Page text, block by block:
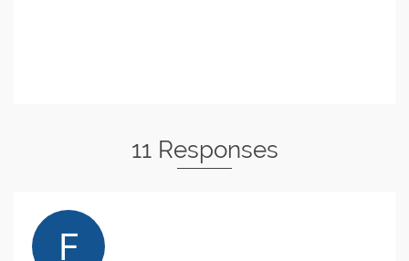
11 Responses